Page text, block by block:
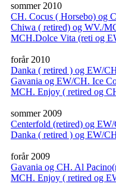
sommer 2010
CH. Cocus ( Horsebo) og
Chiwa ( retired) og WV./
MCH.Dolce Vita (reti og
forår 2010
Danka ( retired ) og EW/
Gavania og EW/CH. Ice
MCH. Enjoy ( retired og
sommer 2009
Centerfold (retired) og
Danka ( retired ) og EW/
forår 2009
Gavania og CH. Al
MCH. Enjoy ( retired og